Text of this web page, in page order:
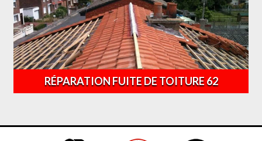
RÉPARATION FUITE DE TOITURE 62